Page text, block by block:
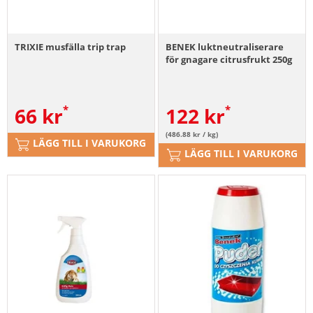
TRIXIE musfälla trip trap
66 kr
LÄGG TILL I VARUKORG
BENEK luktneutraliserare
för gnagare citrusfrukt 250g
122 kr
(486.88 kr / kg)
LÄGG TILL I VARUKORG